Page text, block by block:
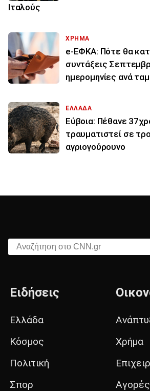
Ιταλούς
ΧΡΗΜΑ
e-ΕΦΚΑ: Πότε θα
συντάξεις
ημερομηνίες ανά
ΕΛΛΑΔΑ
Εύβοια: Πέθανε
τραυματιστεί σε
αγριογούρουνο
Αναζήτηση στο CNN.gr
Ειδήσεις
Ελλάδα
Κόσμος
Πολιτική
Σπορ
Χρήμα
Αγορές